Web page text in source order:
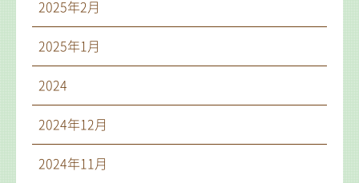
2025年2月
2025年1月
2024
2024年12月
2024年11月